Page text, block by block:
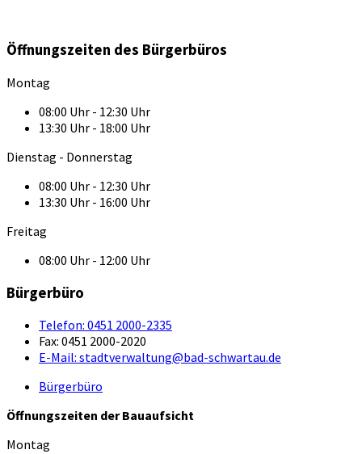
Öffnungszeiten des Bürgerbüros
Montag
08:00 Uhr - 12:30 Uhr
13:30 Uhr - 18:00 Uhr
Dienstag - Donnerstag
08:00 Uhr - 12:30 Uhr
13:30 Uhr - 16:00 Uhr
Freitag
08:00 Uhr - 12:00 Uhr
Bürgerbüro
Telefon: 0451 2000-2335
Fax: 0451 2000-2020
E-Mail: stadtverwaltung@bad-schwartau.de
Bürgerbüro
Öffnungszeiten der Bauaufsicht
Montag